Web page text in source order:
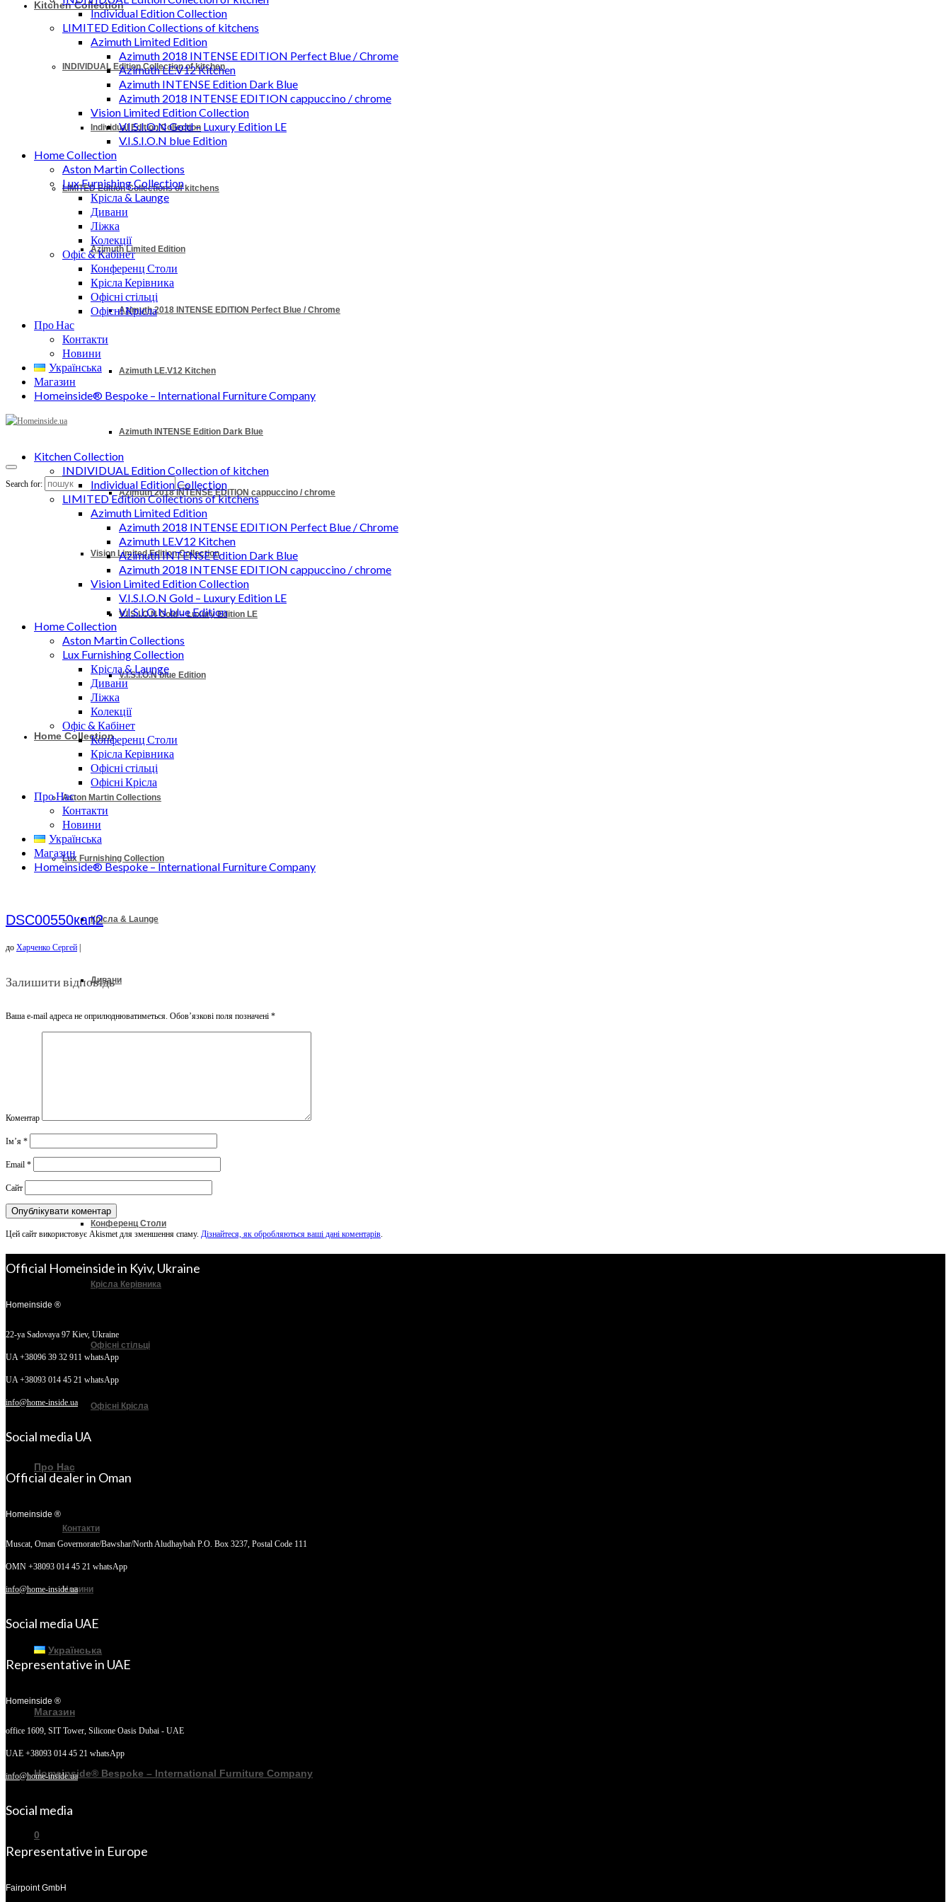
Kitchen Collection
INDIVIDUAL Edition Collection of kitchen
Individual Edition Collection
LIMITED Edition Collections of kitchens
Azimuth Limited Edition
Azimuth 2018 INTENSE EDITION Perfect Blue / Chrome
Azimuth LE.V12 Kitchen
Azimuth INTENSE Edition Dark Blue
Azimuth 2018 INTENSE EDITION cappuccino / chrome
Vision Limited Edition Collection
V.I.S.I.O.N Gold – Luxury Edition LE
V.I.S.I.O.N blue Edition
Home Collection
Aston Martin Collections
Lux Furnishing Collection
Крісла & Launge
Дивани
Конференц Столи
Крісла Керівника
Офісні стільці
Офісні Крісла
Про Нас
Контакти
Новини
Українська
Магазин
Homeinside® Bespoke – International Furniture Company
0
Individual Edition Collection
LIMITED Edition Collections of kitchens
Azimuth Limited Edition
Azimuth 2018 INTENSE EDITION Perfect Blue / Chrome
Azimuth LE.V12 Kitchen
Azimuth INTENSE Edition Dark Blue
Azimuth 2018 INTENSE EDITION cappuccino / chrome
Vision Limited Edition Collection
V.I.S.I.O.N Gold – Luxury Edition LE
V.I.S.I.O.N blue Edition
Home Collection
Aston Martin Collections
Lux Furnishing Collection
Крісла & Launge
Дивани
Ліжка
Колекції
Офіс & Кабінет
Конференц Столи
Крісла Керівника
Офісні стільці
Офісні Крісла
Про Нас
Контакти
Новини
Українська
Магазин
Homeinside® Bespoke – International Furniture Company
Search for:
Kitchen Collection
INDIVIDUAL Edition Collection of kitchen
Individual Edition Collection
LIMITED Edition Collections of kitchens
Azimuth Limited Edition
Azimuth 2018 INTENSE EDITION Perfect Blue / Chrome
Azimuth LE.V12 Kitchen
Azimuth INTENSE Edition Dark Blue
Azimuth 2018 INTENSE EDITION cappuccino / chrome
Vision Limited Edition Collection
V.I.S.I.O.N Gold – Luxury Edition LE
V.I.S.I.O.N blue Edition
Home Collection
Aston Martin Collections
Lux Furnishing Collection
Крісла & Launge
Дивани
Ліжка
Колекції
Офіс & Кабінет
Конференц Столи
Крісла Керівника
Офісні стільці
Офісні Крісла
Про Нас
Контакти
Новини
Українська
Магазин
Homeinside® Bespoke – International Furniture Company
DSC00550кап2
до Харченко Сергей
Залишити відповідь
Ваша e-mail адреса не оприлюднюватиметься. Обов’язкові поля позначені *
Коментар
Ім’я *
Email *
Сайт
Цей сайт використовує Akismet для зменшення спаму. Дізнайтеся, як обробляються ваші дані коментарів.
Official Homeinside in Kyiv, Ukraine
Homeinside ®
22-ya Sadovaya 97 Kiev, Ukraine
UA +38096 39 32 911 whatsApp
UA +38093 014 45 21 whatsApp
info@home-inside.ua
Social media UA
Official dealer in Oman
Homeinside ®
Muscat, Oman Governorate/Bawshar/North Aludhaybah P.O. Box 3237, Postal Code 111
OMN +38093 014 45 21 whatsApp
info@home-inside.ua
Social media UAE
Representative in UAE
Homeinside ®
office 1609, SIT Tower, Silicone Oasis Dubai - UAE
UAE +38093 014 45 21 whatsApp
info@home-inside.ua
Social media
Representative in Europe
Fairpoint GmbH